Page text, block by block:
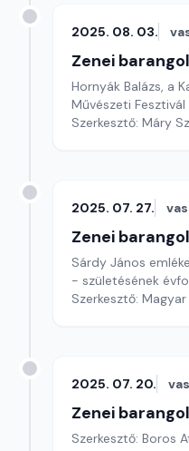
2025. 08. 03.
Zenei
Hornyák Balázs, a
Művészeti Fesztivál
Szerkesztő: Máry
2025. 07. 27.
Zenei
Sárdy János
- születésének
Szerkesztő: Magyar
2025. 07. 20.
Zenei
Szerkesztő: Boros